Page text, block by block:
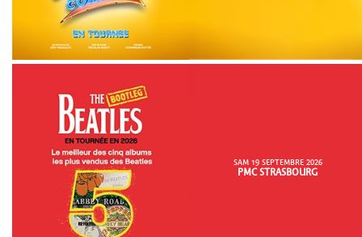
SAM 19 SEPTEMBRE 2026
PMC STRASBOURG